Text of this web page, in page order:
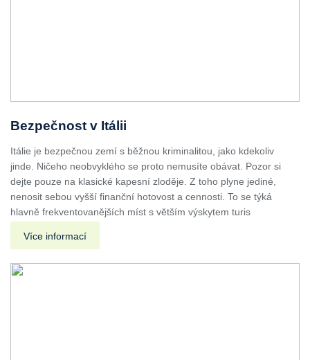
Bezpečnost v Itálii
Itálie je bezpečnou zemí s běžnou kriminalitou, jako kdekoliv
jinde. Ničeho neobvyklého se proto nemusíte obávat. Pozor si
dejte pouze na klasické kapesní zloděje. Z toho plyne jediné,
nenosit sebou vyšší finanční hotovost a cennosti. To se týká
hlavně frekventovanějších míst s větším výskytem turis
Více informací